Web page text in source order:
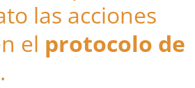
las acciones
el protocolo de
.